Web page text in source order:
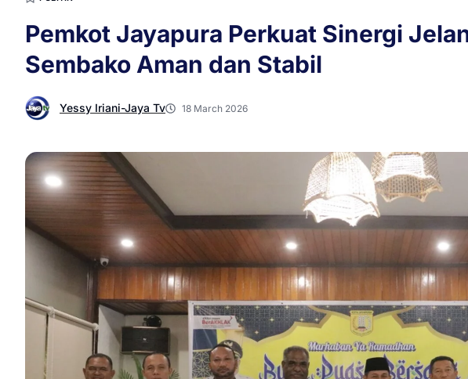
Pemkot Jayapura Perkuat Sinergi
Sembako Aman dan Stabil
Yessy Iriani-Jaya Tv 18 March 2026